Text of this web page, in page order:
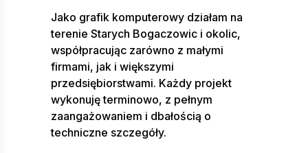
Jako grafik komputerowy działam na
terenie Starych Bogaczowic i okolic,
współpracując zarówno z małymi
firmami, jak i większymi
przedsiębiorstwami. Każdy projekt
wykonuję terminowo, z pełnym
zaangażowaniem i dbałością o
techniczne szczegóły.